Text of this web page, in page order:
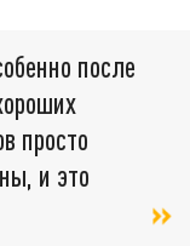
после
просто
и это